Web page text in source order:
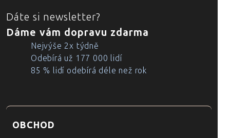
Dáte si newsletter?
Dáme vám dopravu zdarma
Nejvýše 2x týdně
Odebírá už 177 000 lidí
85 % lidí odebírá déle než rok
OBCHOD